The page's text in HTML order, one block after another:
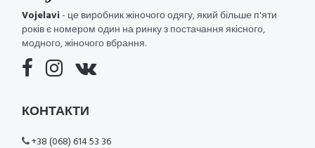
Vojelavi- це виробник жіночого одягу, який більше п'яти
років є номером один на ринку з постачання якісного,
модного, жіночого вбрання.
КОНТАКТИ
+38 (068) 614 53 36